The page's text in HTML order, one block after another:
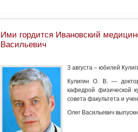
Ими гордится Ивановский
Васильевич
3 августа – юбилей
Кулигин О. В. —
кафедрой физической
совета факультета и
Олег Васильевич